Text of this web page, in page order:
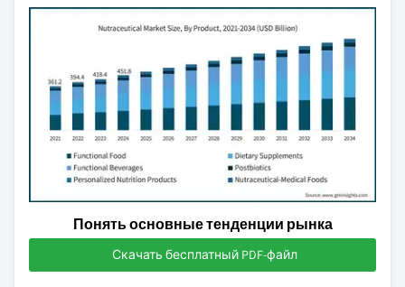
Понять основные тенденции рынка
Скачать бесплатный PDF-файл